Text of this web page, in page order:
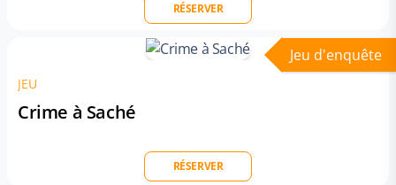
RÉSERVER
Jeu d'enquête
JEU
Crime à Saché
RÉSERVER